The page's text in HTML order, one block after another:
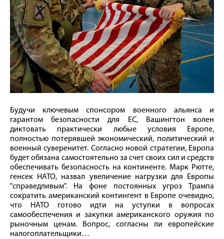
Будучи ключевым спонсором военного альянса и
гарантом безопасности для ЕС, Вашингтон волен
диктовать практически любые условия Европе,
полностью потерявшей экономический, политический и
военный суверенитет. Согласно новой стратегии, Европа
будет обязана самостоятельно за счет своих сил и средств
обеспечивать безопасность на континенте. Марк Рютте,
генсек НАТО, назвал увеличение нагрузки для Европы
"справедливым". На фоне постоянных угроз Трампа
сократить американский контингент в Европе очевидно,
что НАТО готово идти на уступки в вопросах
самообеспечения и закупки американского оружия по
рыночным ценам. Вопрос, согласны ли европейские
налогоплательщики…